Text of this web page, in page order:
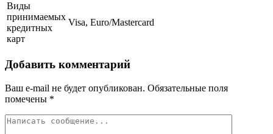
Виды
принимаемых
кредитных
карт
Visa, Euro/Mastercard
Добавить комментарий
Ваш e-mail не будет опубликован. Обязательные поля
помечены *